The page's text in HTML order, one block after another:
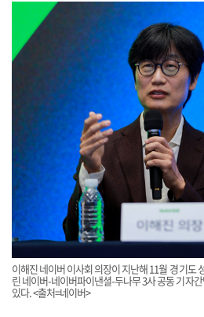
이해진 네이버 이사회 의장이 지난해 11월 경기도
린 네이버-네이버파이낸셜-두나무 3사 공동 기자
있다. <출처=네이버>